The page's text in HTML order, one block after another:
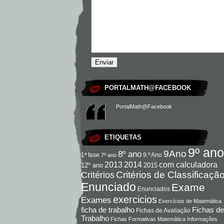
PORTALMATH@FACEBOOK
PortalMath@Facebook
ETIQUETAS
1ª fase 7º ano 8º ano 9.º Ano 9Ano 9º ano
12º ano 2013 2014 2015 com calculadora
Critérios Critérios de
Enunciado Enunciados Exame
Exames exercicios Exercícios de Matemática
ficha de trabalho Fichas de Avaliação Fichas de
Trabalho Fichas Formativas Matemática Informações